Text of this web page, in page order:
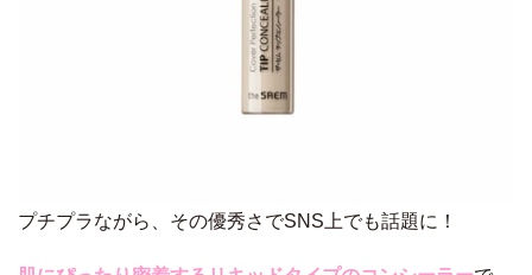
プチプラながら、その優秀さでSNS上でも話題に！